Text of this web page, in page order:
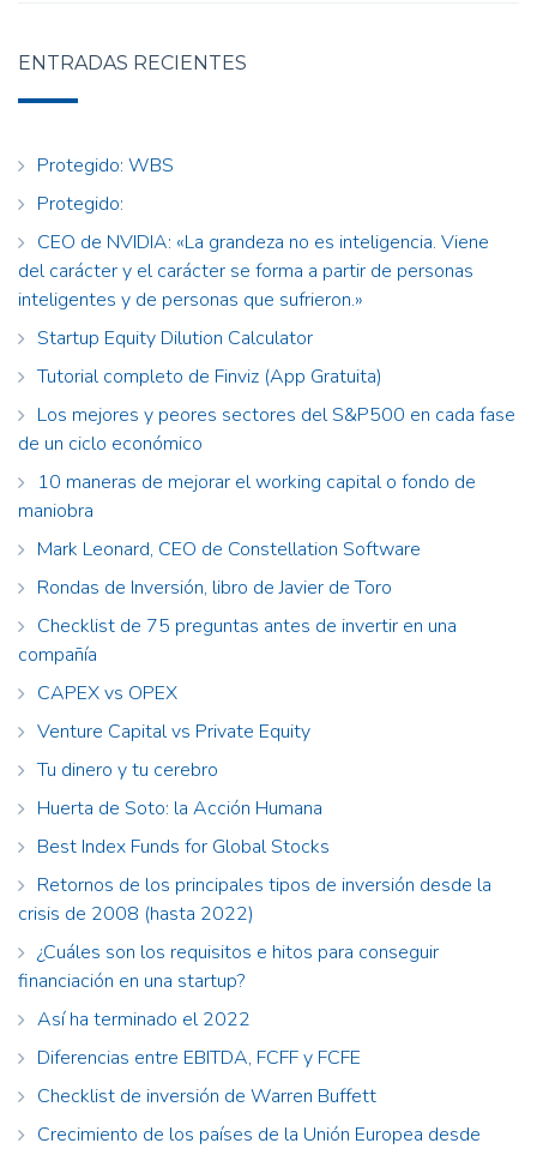
ENTRADAS RECIENTES
Protegido: WBS
Protegido:
CEO de NVIDIA: «La grandeza no es inteligencia. Viene
del carácter y el carácter se forma a partir de personas
inteligentes y de personas que sufrieron.»
Startup Equity Dilution Calculator
Tutorial completo de Finviz (App Gratuita)
Los mejores y peores sectores del S&P500 en cada fase
de un ciclo económico
10 maneras de mejorar el working capital o fondo de
maniobra
Mark Leonard, CEO de Constellation Software
Rondas de Inversión, libro de Javier de Toro
Checklist de 75 preguntas antes de invertir en una
compañía
CAPEX vs OPEX
Venture Capital vs Private Equity
Tu dinero y tu cerebro
Huerta de Soto: la Acción Humana
Best Index Funds for Global Stocks
Retornos de los principales tipos de inversión desde la
crisis de 2008 (hasta 2022)
¿Cuáles son los requisitos e hitos para conseguir
financiación en una startup?
Así ha terminado el 2022
Diferencias entre EBITDA, FCFF y FCFE
Checklist de inversión de Warren Buffett
Crecimiento de los países de la Unión Europea desde